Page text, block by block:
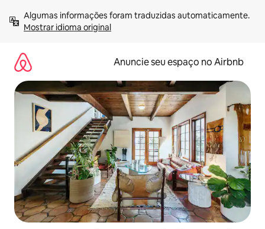
para
Mostrar idioma original
Anuncie seu espaço no Airbnb